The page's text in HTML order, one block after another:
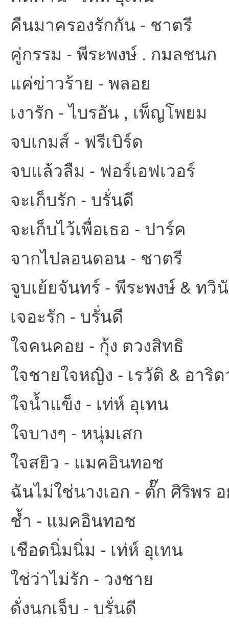
คืนมาครองรักกัน - ชาตรี
คู่กรรม - พีระพงษ์ . กมลชนก
แค่ข่าวร้าย - พลอย
เงารัก - ไบรอัน , เพ็ญโพยม
จบเกมส์ - ฟรีเบิร์ด
จบแล้วลืม - ฟอร์เอฟเวอร์
จะเก็บรัก - บรั่นดี
จะเก็บไว้เพื่อเธอ - ปาร์ค
จากไปลอนดอน - ชาตรี
จูบเย้ยจันทร์ - พีระพงษ์ & ทวิ
เจอะรัก - บรั่นดี
ใจคนคอย - กุ้ง ตวงสิทธิ
ใจชายใจหญิง - เรวัติ & อาริ
ใจน้ำแข็ง - เท่ห์ อุเทน
ใจบางๆ - หนุ่มเสก
ใจสยิว - แมคอินทอช
ฉันไม่ใช่นางเอก - ตั๊ก ศิริพร
ช้ำ - แมคอินทอช
เชือดนิ่มนิ่ม - เท่ห์ อุเทน
ใช่ว่าไม่รัก - วงชาย
ดั่งนกเจ็บ - บรั่นดี